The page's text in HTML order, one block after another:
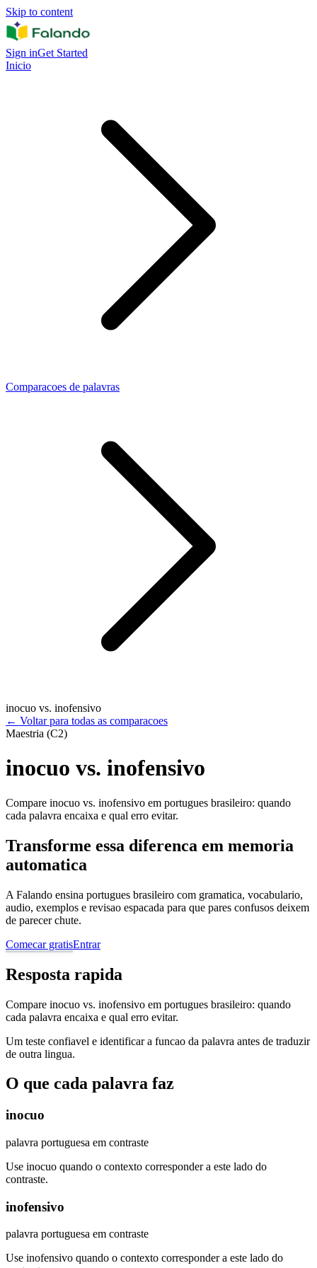
Skip to content
Sign inGet Started
Inicio
Comparacoes de palavras
inocuo vs. inofensivo
← Voltar para todas as comparacoes
Maestria (C2)
inocuo vs. inofensivo
Compare inocuo vs. inofensivo em portugues brasileiro: quando
cada palavra encaixa e qual erro evitar.
Transforme essa diferenca em memoria
automatica
A Falando ensina portugues brasileiro com gramatica, vocabulario,
audio, exemplos e revisao espacada para que pares confusos deixem
de parecer chute.
Comecar gratisEntrar
Resposta rapida
Compare inocuo vs. inofensivo em portugues brasileiro: quando
cada palavra encaixa e qual erro evitar.
Um teste confiavel e identificar a funcao da palavra antes de traduzir
de outra lingua.
O que cada palavra faz
inocuo
palavra portuguesa em contraste
Use inocuo quando o contexto corresponder a este lado do
contraste.
inofensivo
palavra portuguesa em contraste
Use inofensivo quando o contexto corresponder a este lado do